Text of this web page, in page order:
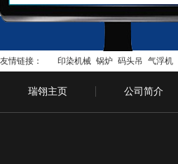
友情链接： 印染机械 锅炉 码头吊 气浮机
瑞翎主页 公司简介